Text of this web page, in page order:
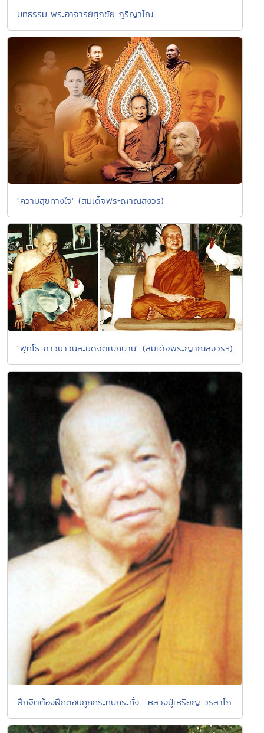
บทธรรม พระอาจารย์ศุภชัย ภูริญาโณ
"ความสุขทางใจ" (สมเด็จพระญาณสังวร)
"พุทโธ ภาวนาวันละนิดจิตเบิกบาน" (สมเด็จพระญาณสังวรฯ)
ฝึกจิตต้องฝึกตอนถูกกระทบกระทั่ง : หลวงปู่เหรียญ วรลาโภ